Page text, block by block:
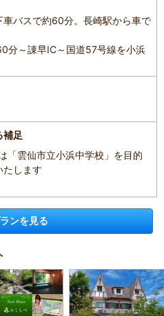
バスで約60分。長崎駅から車で
分～諌早IC～国道57号線を小浜
補足
「雲仙市立小浜中学校」を目的
たします
ンを見る